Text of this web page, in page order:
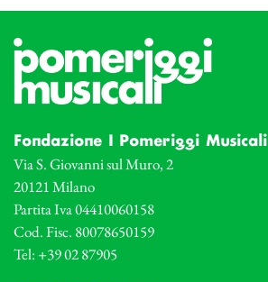
Fondazione I Pomeriggi Musicali
Via S. Giovanni sul Muro, 2
20121 Milano
Partita Iva 04410060158
Cod. Fisc. 80078650159
Tel: +39 02 87905